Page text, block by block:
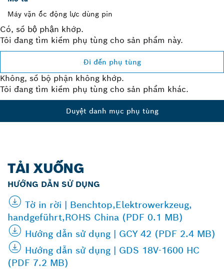
Máy vặn ốc động lực dùng pin
Có, số bộ phận khớp.
Tôi đang tìm kiếm phụ tùng cho sản phẩm này.
Đi đến phụ tùng
Không, số bộ phận không khớp.
Tôi đang tìm kiếm phụ tùng cho sản phẩm khác.
Duyệt danh mục phụ tùng
TẢI XUỐNG
HƯỚNG DẪN SỬ DỤNG
Tờ in rời | Benchtop,Elektrowerkzeug,
handgeführt,ROHS China (PDF 0.1 MB)
Hướng dẫn sử dụng | GCY 42 (PDF 2.4 MB)
Hướng dẫn sử dụng | GDS 18V-1600 HC
(PDF 7.2 MB)